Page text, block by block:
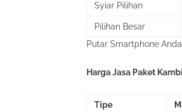
Syiar Pilihan
Pilihan Besar
Putar Smartphone
Harga Jasa Paket
Tipe